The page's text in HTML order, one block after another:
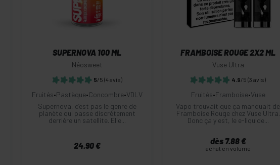
Commander
SUPERNOVA 100 ML
Néosweet
5/5 (4 avis)
Fruités•Pastèque•Concombre•VDLV
Supernova, c’est pas le genre de
planète qui passe discrètement
derrière un satellite. Elle...
24.90 €
Commander
FRAMBOISE ROUGE 2X2 ML
Vuse Ultra
4.9/5 (3 avis)
Fruités•Framboise•Vuse
Vapo trouvait que ça manquait de
Framboise Rouge chez Vuse Ultra.
Donc ça y est, le e-liquide...
dès 7.88 €
achat en volume